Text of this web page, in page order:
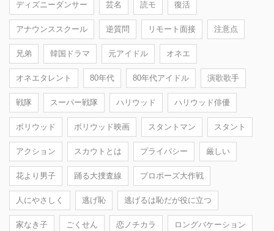
ディズニーダンサー 芸名 読モ 復活
アナウンススクール 逆質問 リモート面接 注意点
兄弟 韓国ドラマ 元アイドル オネエ
オネエタレント 80年代 80年代アイドル 演歌歌手
戦隊 スーパー戦隊 ハリウッド ハリウッド俳優
ボリウッド ボリウッド映画 スタントマン スタント
アクション スカウトとは プライバシー 厳しい
花より男子 踊る大捜査線 プロポーズ大作戦
人にやさしく 逃げ恥 逃げるは恥だが役に立つ
家なき子 ごくせん 恋ノチカラ ロングバケーション